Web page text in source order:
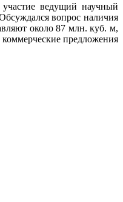
ведущий научный
вопрос наличия
около 87 млн. куб. м,
предложения